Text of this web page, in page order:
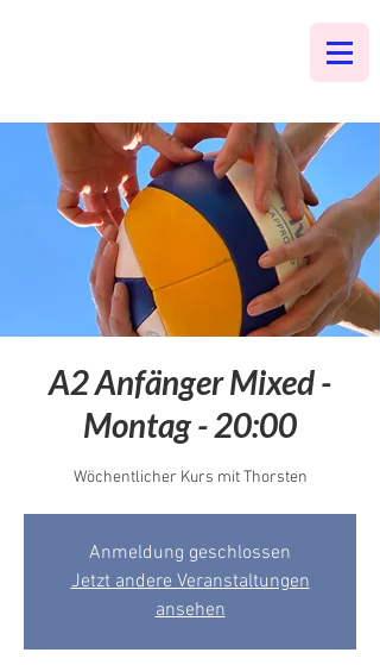
A2 Anfänger Mixed -
Montag - 20:00
Wöchentlicher Kurs mit Thorsten
Anmeldung geschlossen
Jetzt andere Veranstaltungen
ansehen